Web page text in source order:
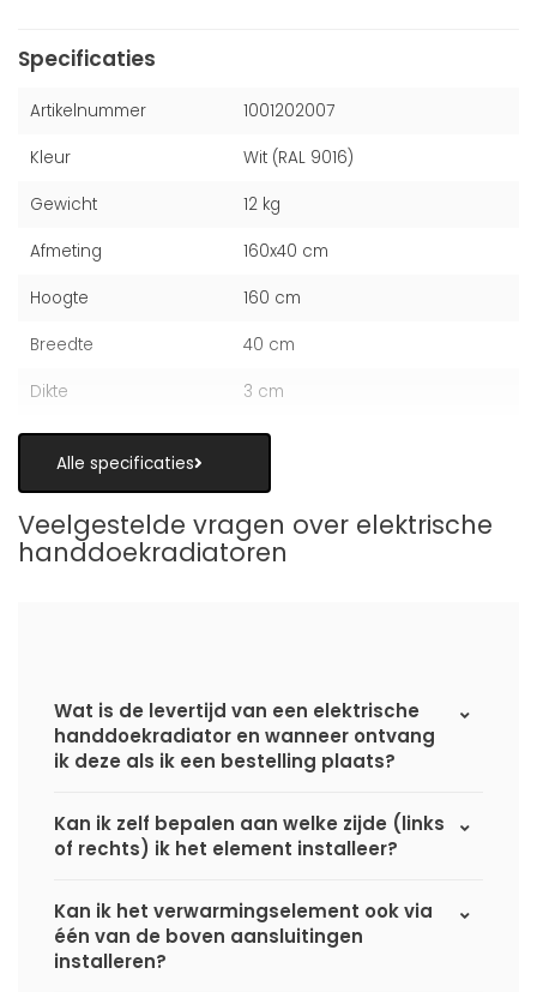
Specificaties
Artikelnummer 1001202007
Kleur Wit (RAL 9016)
Gewicht 12 kg
Afmeting 160x40 cm
Hoogte 160 cm
Breedte 40 cm
Dikte 3 cm
Alle specificaties
Veelgestelde vragen over elektrische
handdoekradiatoren
Wat is de levertijd van een elektrische
handdoekradiator en wanneer ontvang
ik deze als ik een bestelling plaats?
Kan ik zelf bepalen aan welke zijde (links
of rechts) ik het element installeer?
Kan ik het verwarmingselement ook via
één van de boven aansluitingen
installeren?